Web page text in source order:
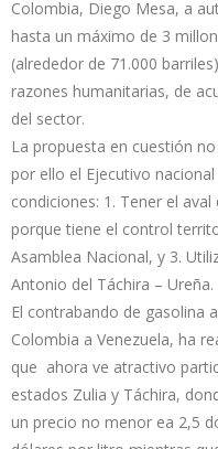
Colombia, Diego Mesa, a
hasta un máximo de 3
(alrededor de 71.000
razones humanitarias, de
del sector.
La propuesta en cuestión
por ello el Ejecutivo
condiciones: 1. Tener el
porque tiene el control
Asamblea Nacional, y 3.
Antonio del Táchira – Ureña.
El contrabando de gasolina
Colombia a Venezuela, ha
que ahora ve atractivo
estados Zulia y Táchira,
un precio no menor ea 2,5